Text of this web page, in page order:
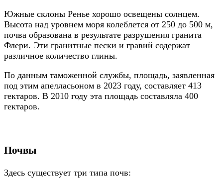
Южные склоны Ренье хорошо освещены солнцем.
Высота над уровнем моря колеблется от 250 до 500 м,
почва образована в результате разрушения гранита
Флери. Эти гранитные пески и гравий содержат
различное количество глины.
По данным таможенной службы, площадь, заявленная
под этим апелласьоном в 2023 году, составляет 413
гектаров. В 2010 году эта площадь составляла 400
гектаров.
Почвы
Здесь существует три типа почв: